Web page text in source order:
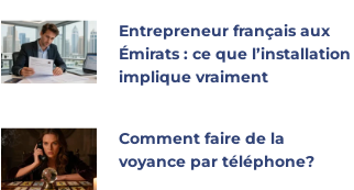
Entrepreneur français aux
Émirats : ce que l’installation
implique vraiment
Comment faire de la
voyance par téléphone?